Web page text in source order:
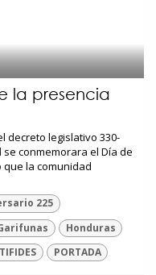
la presencia
decreto legislativo 330-
conmemorara el Día de
que la comunidad
225
Honduras
PORTADA